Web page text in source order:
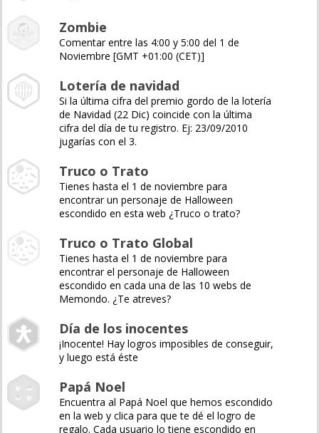
Zombie
Comentar entre las 4:00 y 5:00 del 1 de
Noviembre [GMT +01:00 (CET)]
Lotería de navidad
Si la última cifra del premio gordo de la lotería
de Navidad (22 Dic) coincide con la última
cifra del día de tu registro. Ej: 23/09/2010
jugarías con el 3.
Truco o Trato
Tienes hasta el 1 de noviembre para
encontrar un personaje de Halloween
escondido en esta web ¿Truco o trato?
Truco o Trato Global
Tienes hasta el 1 de noviembre para
encontrar el personaje de Halloween
escondido en cada una de las 10 webs de
Memondo. ¿Te atreves?
Día de los inocentes
¡Inocente! Hay logros imposibles de conseguir,
y luego está éste
Papá Noel
Encuentra al Papá Noel que hemos escondido
en la web y clica para que te dé el logro de
regalo. Cada usuario lo tiene escondido en